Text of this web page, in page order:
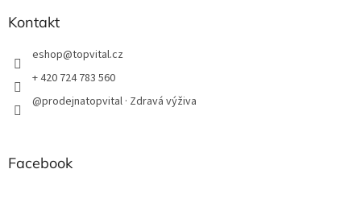
Kontakt
eshop@topvital.cz
+ 420 724 783 560
@prodejnatopvital · Zdravá výživa
Facebook